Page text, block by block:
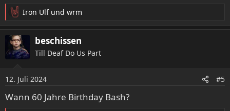
R
e
a
k
t
n
e
n
Iron Ulfund wrm
beschissen
Till Deaf Do Us Part
12. Juli 2024 #5
Wann 60 Jahre Birthday Bash?